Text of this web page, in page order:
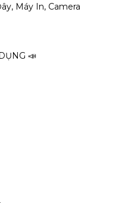
Máy In, Camera
📣